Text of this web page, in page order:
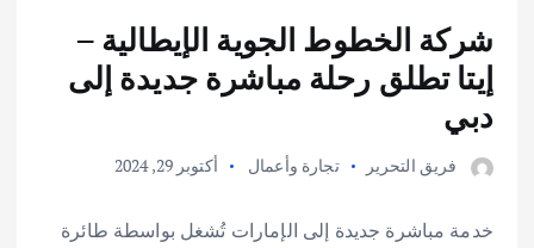
شركة الخطوط الجوية الإيطالية –
إيتا تطلق رحلة مباشرة جديدة إلى
دبي
فريق التحرير تجارة وأعمال أكتوبر 29, 2024
خدمة مباشرة جديدة إلى الإمارات تُشغل بواسطة طائرة